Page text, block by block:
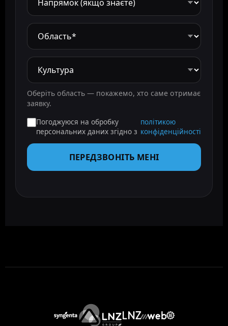
Оберіть область — покажемо, хто саме отримає
заявку.
Погоджуюся на обробку
персональних даних згідно з
політикою
конфіденційності
ПЕРЕДЗВОНІТЬ МЕНІ